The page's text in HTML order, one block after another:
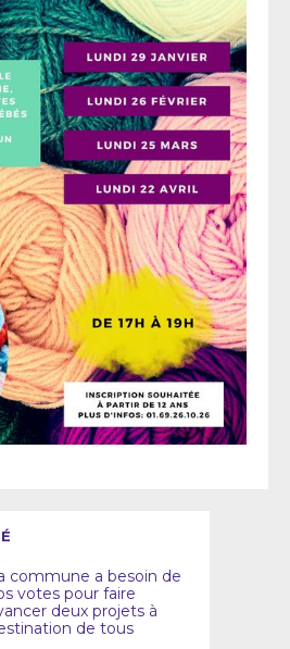
commune a besoin de
votes pour faire
deux projets à
de tous